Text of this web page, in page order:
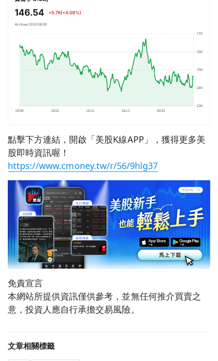
點擊下方連結，開啟「美股K線APP」，獲得更多美
股即時資訊喔！
https://www.cmoney.tw/r/56/9hlg37
免責宣言
本網站所提供資訊僅供參考，並無任何推介買賣之
意，投資人應自行承擔交易風險。
文章相關標籤